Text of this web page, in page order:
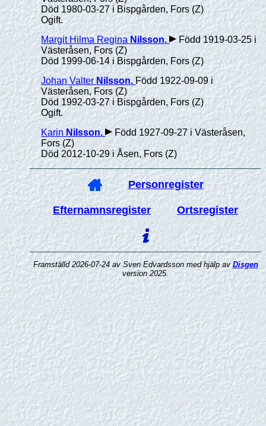
Död 1980-03-27 i Bispgården, Fors (Z)
Ogift.
Margit Hilma Regina Nilsson.
Född 1919-03-25 i
Västeråsen, Fors (Z)
Död 1999-06-14 i Bispgården, Fors (Z)
Johan Valter Nilsson.Född 1922-09-09 i
Västeråsen, Fors (Z)
Död 1992-03-27 i Bispgården, Fors (Z)
Ogift.
Karin Nilsson.
Född 1927-09-27 i Västeråsen,
Fors (Z)
Död 2012-10-29 i Åsen, Fors (Z)
Personregister
Efternamnsregister Ortsregister
Framställd 2026-07-24 av Sven Edvardsson med hjälp avDisgen
version 2025.